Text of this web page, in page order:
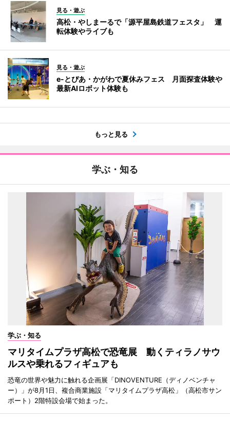
見る・遊ぶ
高松・やしまーるで「源平屋島鉄道フェスタ」 運
転体験やライブも
見る・遊ぶ
e-とぴあ・かがわで夏休みフェス 月面探査体験や
最新AIロボット体験も
もっと見る
学ぶ・知る
学ぶ・知る
マリタイムプラザ高松で恐竜展 動くティラノサウ
ルスや乗れるフィギュアも
恐竜の世界や魅力に触れる企画展「DINOVENTURE（ディノベンチャ
ー）」が8月1日、複合商業施設「マリタイムプラザ高松」（高松市サン
ポート）2階特設会場で始まった。